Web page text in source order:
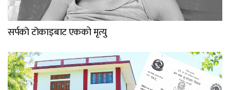
सर्पकाे टाेकाइबाट एकको मृत्यु